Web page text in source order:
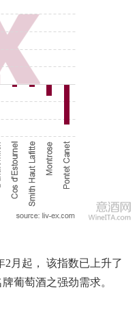
2月起， 该指数已上升了
葡萄酒之强劲需求。